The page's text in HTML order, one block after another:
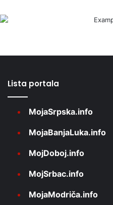
Lista portala
MojaSrpska.info
MojaBanjaLuka.info
MojDoboj.info
MojSrbac.info
MojaModriča.info